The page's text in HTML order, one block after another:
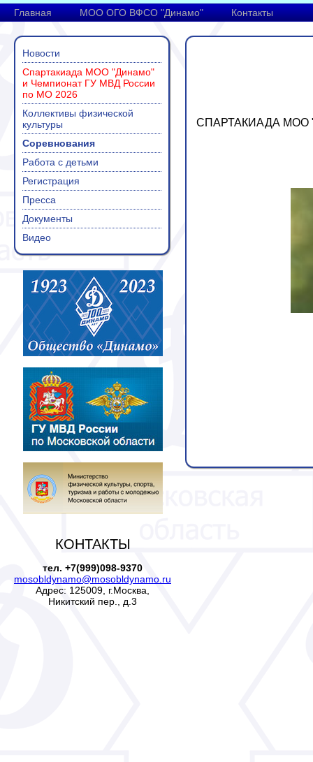
Главная МОО ОГО ВФСО "Динамо" Контакты
Новости
Спартакиада МОО "Динамо"
и Чемпионат ГУ МВД России
по МО 2026
Коллективы физической
культуры
Соревнования
Работа с детьми
Регистрация
Пресса
Документы
Видео
КОНТАКТЫ
тел. +7(999)098-9370
mosobldynamo@mosobldynamo.ru
Адрес: 125009, г.Москва,
Никитский пер., д.3
СПАРТАКИАДА МОО